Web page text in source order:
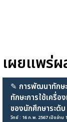
เผยแพร่ผ
✎ การพัฒนาทักษ
ทักษะการใช้เครื่
ของนักศึกษาระดั
วิทย์ : 16 ก.พ. 2567 เปิดอ่าน